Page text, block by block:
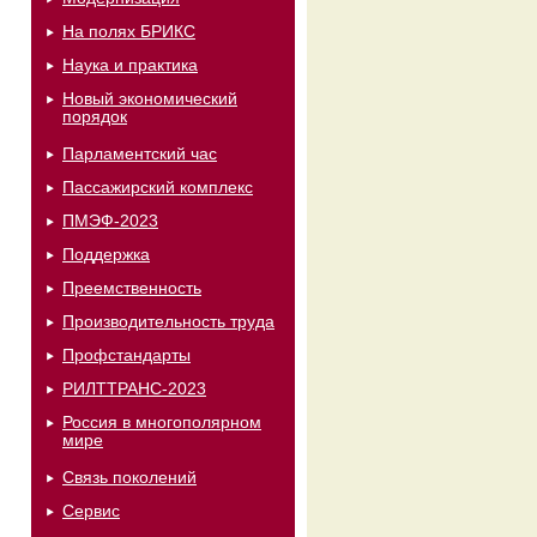
На полях БРИКС
Наука и практика
Новый экономический
порядок
Парламентский час
Пассажирский комплекс
ПМЭФ-2023
Поддержка
Преемственность
Производительность труда
Профстандарты
РИЛТТРАНС-2023
Россия в многополярном
мире
Связь поколений
Сервис